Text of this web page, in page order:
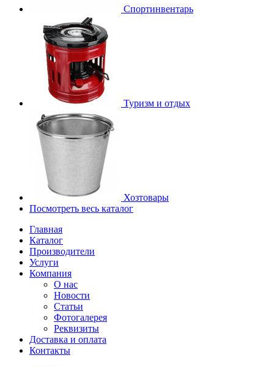
Спортинвентарь
Туризм и отдых
Хозтовары
Посмотреть весь каталог
Главная
Каталог
Производители
Услуги
Компания
О нас
Новости
Статьи
Фотогалерея
Реквизиты
Доставка и оплата
Контакты